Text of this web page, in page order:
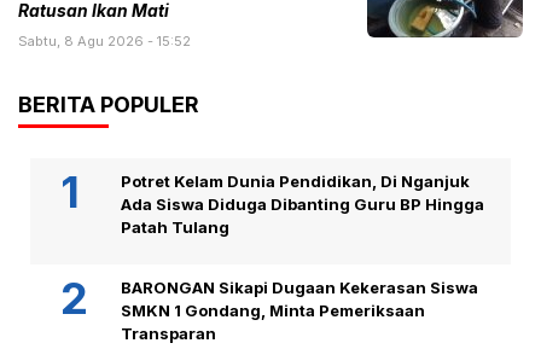
Ratusan Ikan Mati
Sabtu, 8 Agu 2026 - 15:52
BERITA POPULER
Potret Kelam Dunia Pendidikan, Di Nganjuk
Ada Siswa Diduga Dibanting Guru BP Hingga
Patah Tulang
BARONGAN Sikapi Dugaan Kekerasan Siswa
SMKN 1 Gondang, Minta Pemeriksaan
Transparan